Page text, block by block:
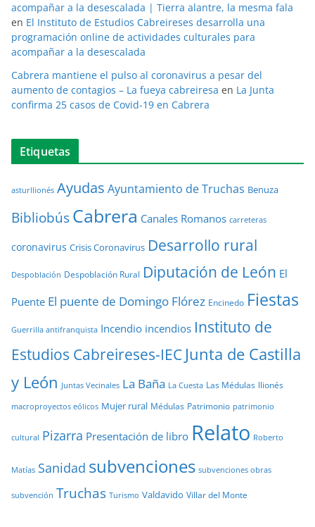
acompañar a la desescalada | Tierra alantre, la mesma fala
en El Instituto de Estudios Cabreireses desarrolla una
programación online de actividades culturales para
acompañar a la desescalada
Cabrera mantiene el pulso al coronavirus a pesar del
aumento de contagios – La fueya cabreiresa en La Junta
confirma 25 casos de Covid-19 en Cabrera
Etiquetas
asturllionés Ayudas Ayuntamiento de Truchas Benuza
BibliobúsCabrera Canales Romanos carreteras
coronavirus Crisis Coronavirus Desarrollo rural
Despoblación Despoblación Rural Diputación de León El
Puente El puente de Domingo Flórez Encinedo Fiestas
Guerrilla antifranquista Incendio incendios Instituto de
Estudios Cabreireses-IEC Junta de Castilla
y León Juntas Vecinales La Baña La Cuesta Las Médulas llionés
macroproyectos eólicos Mujer rural Médulas Patrimonio patrimonio
cultural Pizarra Presentación de libro Relato Roberto
Matías Sanidad subvenciones subvenciones obras
subvención Truchas Turismo Valdavido Villar del Monte